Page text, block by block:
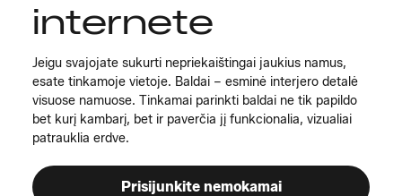
internete
Jeigu svajojate sukurti nepriekaištingai jaukius namus,
esate tinkamoje vietoje. Baldai – esminė interjero detalė
visuose namuose. Tinkamai parinkti baldai ne tik papildo
bet kurį kambarį, bet ir paverčia jį funkcionalia, vizualiai
patrauklia erdve.
Prisijunkite nemokamai